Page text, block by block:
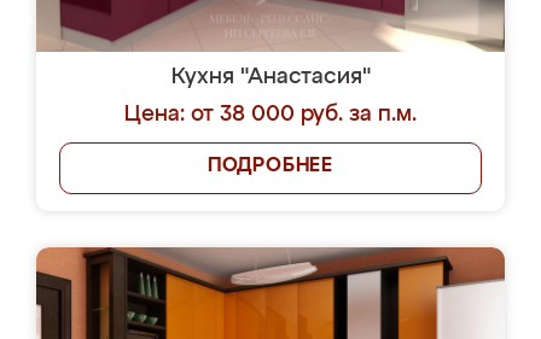
Кухня "Анастасия"
Цена: от 38 000 руб. за п.м.
ПОДРОБНЕЕ